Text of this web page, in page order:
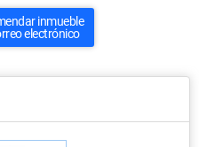
inmueble
electrónico